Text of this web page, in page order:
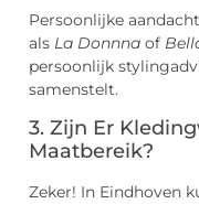
Persoonlijke
als La Donnna of
persoonlijk
samenstelt.
3. Zijn Er
Maatbereik?
Zeker! In Eindhoven